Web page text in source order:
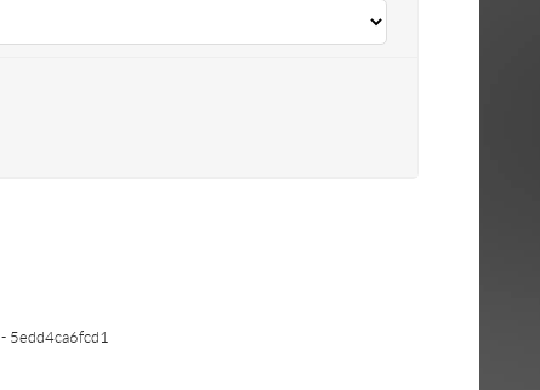
- 5edd4ca6fcd1